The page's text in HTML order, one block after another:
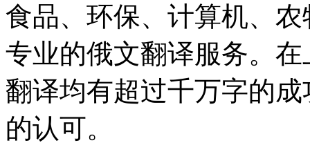
食品、环保、计算机、
专业的俄文翻译服务。
翻译均有超过千万字的
的认可。